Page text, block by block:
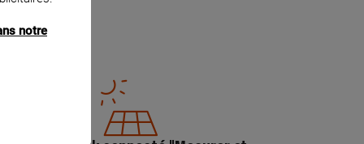
notre